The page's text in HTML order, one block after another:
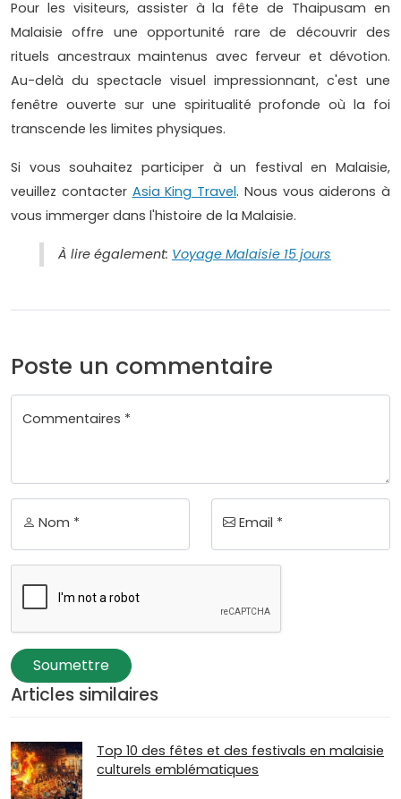
Pour les visiteurs, assister à la fête de Thaipusam en
Malaisie offre une opportunité rare de découvrir des
rituels ancestraux maintenus avec ferveur et dévotion.
Au-delà du spectacle visuel impressionnant, c'est une
fenêtre ouverte sur une spiritualité profonde où la foi
transcende les limites physiques.
Si vous souhaitez participer à un festival en Malaisie,
veuillez contacter Asia King Travel. Nous vous aiderons à
vous immerger dans l'histoire de la Malaisie.
À lire également: Voyage Malaisie 15 jours
Poste un commentaire
Commentaires *
Nom * Email *
Soumettre
Articles similaires
Top 10 des fêtes et des festivals en malaisie
culturels emblématiques